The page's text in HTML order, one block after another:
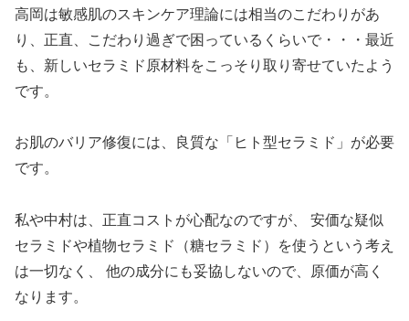
高岡は敏感肌のスキンケア理論には相当のこだわりがあ
り、正直、こだわり過ぎで困っているくらいで・・・最近
も、新しいセラミド原材料をこっそり取り寄せていたよう
です。
お肌のバリア修復には、良質な「ヒト型セラミド」が必要
です。
私や中村は、正直コストが心配なのですが、 安価な疑似
セラミドや植物セラミド（糖セラミド）を使うという考え
は一切なく、 他の成分にも妥協しないので、原価が高く
なります。